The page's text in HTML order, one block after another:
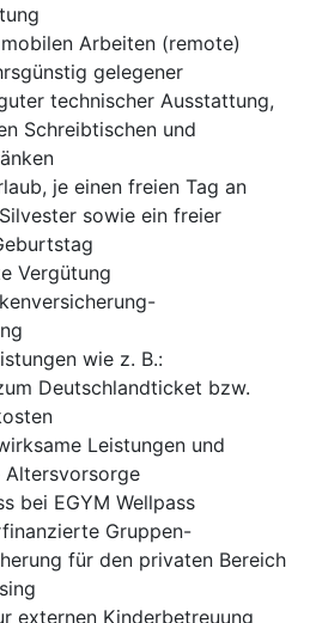
Arbeiten (remote)
gelegener
technischer Ausstattung,
Schreibtischen und
je einen freien Tag an
sowie ein freier
Vergütung
wie z. B.:
Deutschlandticket bzw.
Leistungen und
Altersvorsorge
bei EGYM Wellpass
Gruppen-
für den privaten Bereich
externen Kinderbetreuung